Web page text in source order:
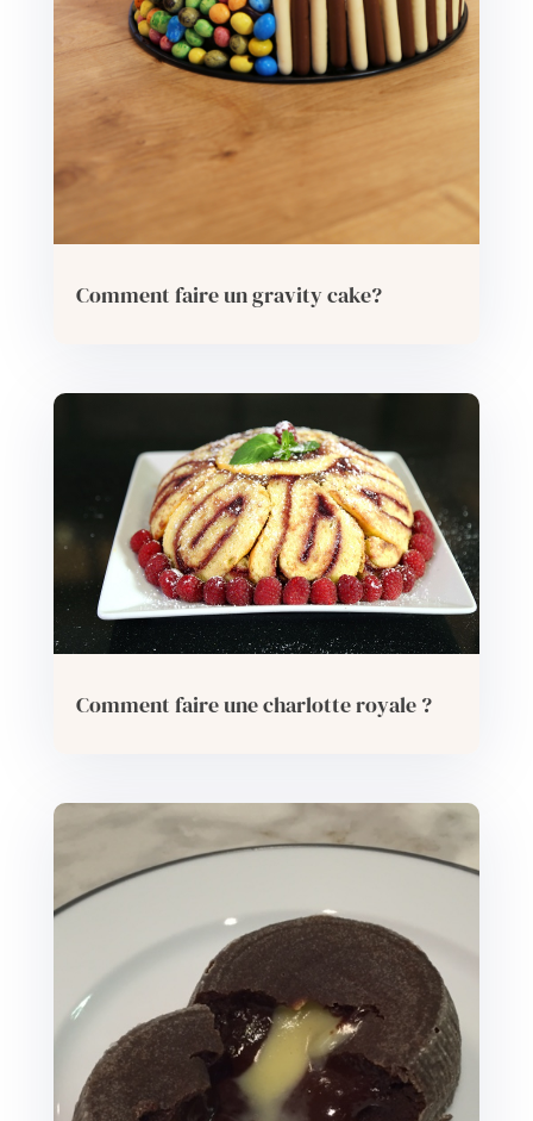
Comment faire un gravity cake?
Comment faire une charlotte royale ?